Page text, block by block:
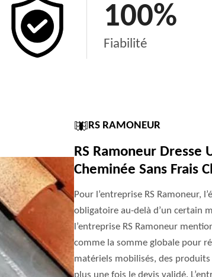
100%
Fiabilité
RS RAMONEUR
RS Ramoneur Dresse
Cheminée Sans Frais
Pour l’entreprise RS Ramoneur,
obligatoire au-delà d’un certain
l’entreprise RS Ramoneur
comme la somme globale pour
matériels mobilisés, des
plus une fois le devis validé.